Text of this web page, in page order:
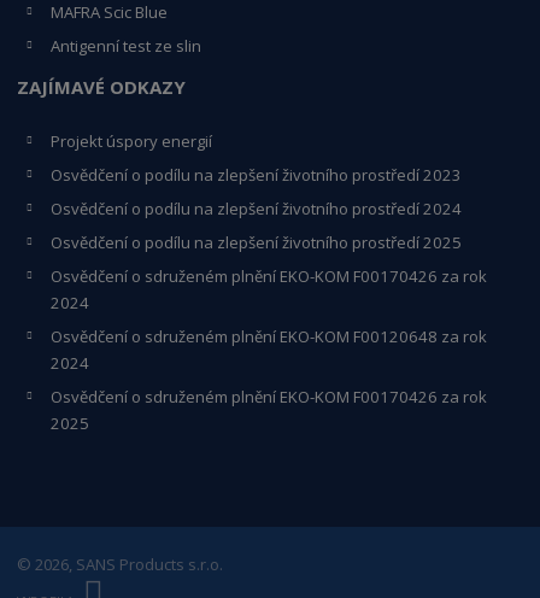
MAFRA Scic Blue
Antigenní test ze slin
ZAJÍMAVÉ ODKAZY
Projekt úspory energií
Osvědčení o podílu na zlepšení životního prostředí 2023
Osvědčení o podílu na zlepšení životního prostředí 2024
Osvědčení o podílu na zlepšení životního prostředí 2025
Osvědčení o sdruženém plnění EKO-KOM F00170426 za rok
2024
Osvědčení o sdruženém plnění EKO-KOM F00120648 za rok
2024
Osvědčení o sdruženém plnění EKO-KOM F00170426 za rok
2025
© 2026, SANS Products s.r.o.